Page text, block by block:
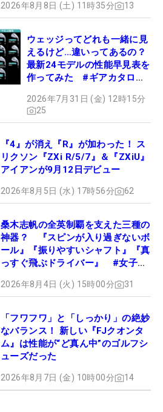
2026年8月8日 (土) 11時35分 13
ウェッジってどれも一緒に見
えるけど…違いってあるの？
最新24モデルの性能早見表を
作ってみた #ギアカタログ
2026年7月31日 (金) 12時15分
25
『4』が消え『R』が加わった！ ス
リクソン『ZXi R/5/7』＆『ZXiU』
アイアンが9月12日デビュー
2026年8月5日 (水) 17時56分 62
桑木志帆の全英制覇を支えた三種の
神器？ 『スピンが入り過ぎないボ
ール』『振りやすいシャフト』『真
っすぐ飛ぶドライバー』 #女子プ
2026年8月4日 (火) 15時00分 31
「フワフワ」と「しっかり」の絶妙
なバランス！ 新しい『FJクオンタ
ム』は性能が“ど真ん中”のゴルフシ
ューズだった
2026年8月7日 (金) 10時00分 14